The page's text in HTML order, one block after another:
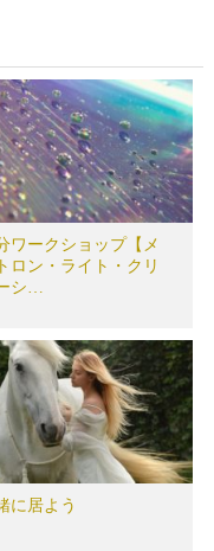
ワークショップ【メ
ロン・ライト・クリ
シ…
に居よう